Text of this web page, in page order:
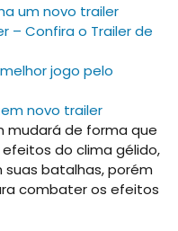
um novo trailer
– Confira o Trailer de
jogo pelo
novo trailer
mudará de forma que
do clima gélido,
batalhas, porém
combater os efeitos